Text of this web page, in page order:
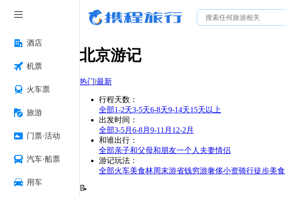
酒店
机票
火车票
旅游
门票·活动
汽车·船票
用车
北京游记
热门|最新
行程天数 ：
全部1-2天3-5天6-8天9-14天15天以上
出发时间 ：
全部3-5月 6-8月 9-11月 12-2月
和谁出行 ：
全部亲子和父母和朋友一个人 夫妻情侣
游记玩法 ：
全部火车美食林周末游省钱穷游奢侈小资骑行徒步美食
📝